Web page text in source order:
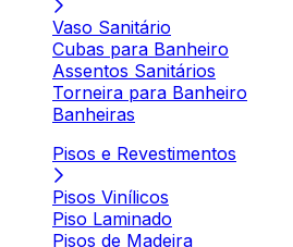
Vaso Sanitário
Cubas para Banheiro
Assentos Sanitários
Torneira para Banheiro
Banheiras
Pisos e Revestimentos
Pisos Vinílicos
Piso Laminado
Pisos de Madeira